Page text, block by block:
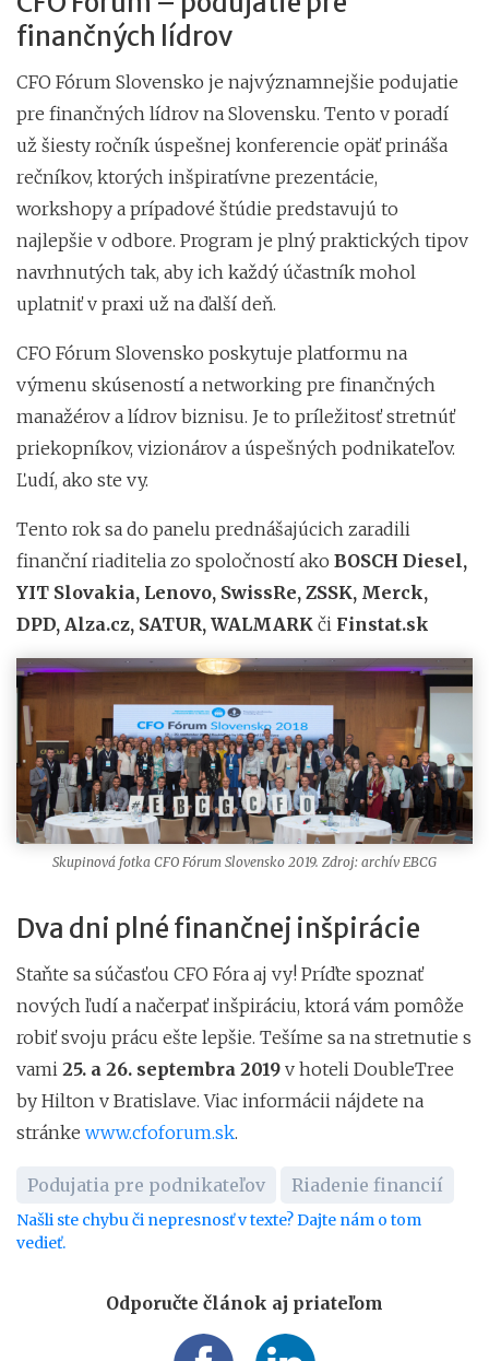
finančných lídrov
CFO Fórum Slovensko je najvýznamnejšie podujatie
pre finančných lídrov na Slovensku. Tento v poradí
už šiesty ročník úspešnej konferencie opäť prináša
rečníkov, ktorých inšpiratívne prezentácie,
workshopy a prípadové štúdie predstavujú to
najlepšie v odbore. Program je plný praktických tipov
navrhnutých tak, aby ich každý účastník mohol
uplatniť v praxi už na ďalší deň.
CFO Fórum Slovensko poskytuje platformu na
výmenu skúseností a networking pre finančných
manažérov a lídrov biznisu. Je to príležitosť stretnúť
priekopníkov, vizionárov a úspešných podnikateľov.
Ľudí, ako ste vy.
Tento rok sa do panelu prednášajúcich zaradili
finanční riaditelia zo spoločností ako BOSCH Diesel,
YIT Slovakia, Lenovo, SwissRe, ZSSK, Merck,
DPD, Alza.cz, SATUR, WALMARK či Finstat.sk
Skupinová fotka CFO Fórum Slovensko 2019. Zdroj: archív EBCG
Dva dni plné finančnej inšpirácie
Staňte sa súčasťou CFO Fóra aj vy! Príďte spoznať
nových ľudí a načerpať inšpiráciu, ktorá vám pomôže
robiť svoju prácu ešte lepšie. Tešíme sa na stretnutie s
vami 25. a 26. septembra 2019 v hoteli DoubleTree
by Hilton v Bratislave. Viac informácii nájdete na
stránke www.cfoforum.sk.
Podujatia pre podnikateľov Riadenie financií
Našli ste chybu či nepresnosť v texte? Dajte nám o tom
vedieť.
Odporučte článok aj priateľom